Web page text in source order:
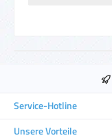
Service-Hotline
Unsere Vorteile